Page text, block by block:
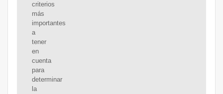
criterios
más
importantes
a
tener
en
cuenta
para
determinar
la